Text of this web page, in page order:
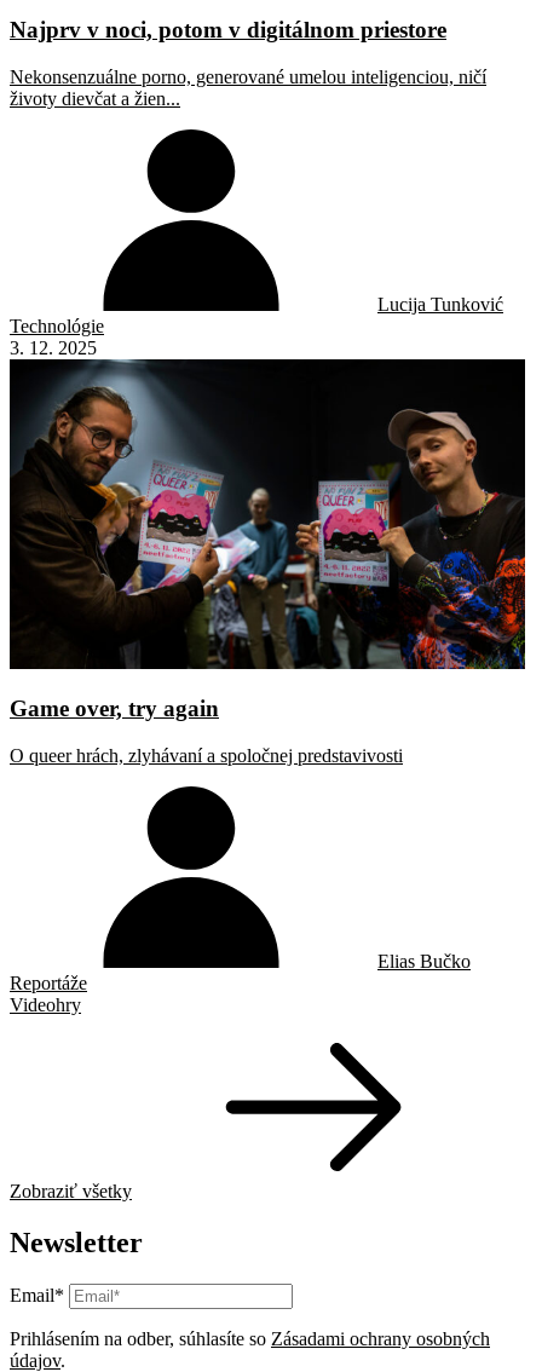
Najprv v noci, potom v digitálnom priestore
Nekonsenzuálne porno, generované umelou inteligenciou, ničí
životy dievčat a žien...
Lucija Tunković
Technológie
3. 12. 2025
Game over, try again
O queer hrách, zlyhávaní a spoločnej predstavivosti
Elias Bučko
Reportáže
Videohry
Zobraziť všetky
Newsletter
Email*
Prihlásením na odber, súhlasíte so Zásadami ochrany osobných
údajov.